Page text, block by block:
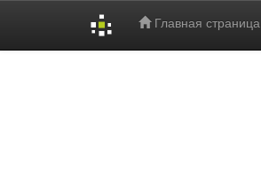
Главная страница